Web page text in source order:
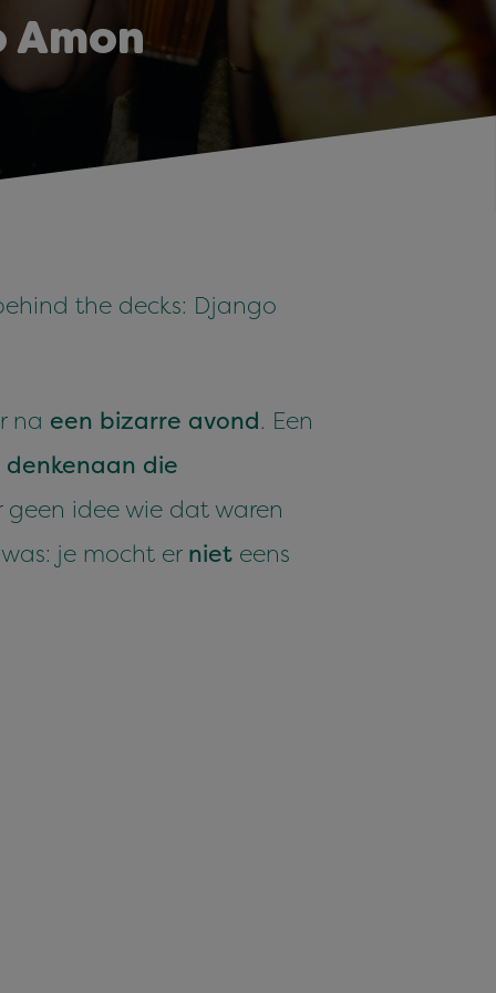
Amon
the decks: Django
na een bizarre avond. Een
aan die
geen idee wie dat waren
je mocht er niet eens